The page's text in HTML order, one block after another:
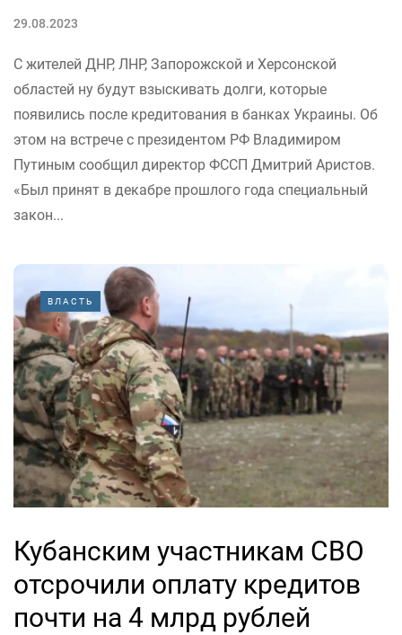
29.08.2023
С жителей ДНР, ЛНР, Запорожской и Херсонской
областей ну будут взыскивать долги, которые
появились после кредитования в банках Украины. Об
этом на встрече с президентом РФ Владимиром
Путиным сообщил директор ФССП Дмитрий Аристов.
«Был принят в декабре прошлого года специальный
закон...
ВЛАСТЬ
Кубанским участникам СВО
отсрочили оплату кредитов
почти на 4 млрд рублей